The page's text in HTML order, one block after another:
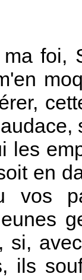
foi,
les
en
vos
si,
ils